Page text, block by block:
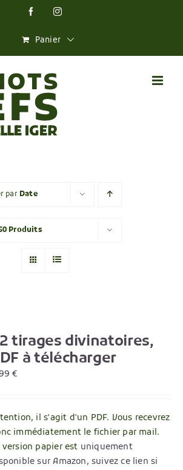
FacebookInstagram
Panier
par Date
Produits
tirages divinatoires,
à télécharger
€
il s'agit d'un PDF. Vous recevrez
immédiatement le fichier par mail.
version papier est uniquement
sur Amazon, suivez ce lien si